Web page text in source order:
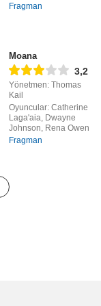
Fragman
Moana
3,2
Yönetmen: Thomas
Kail
Oyuncular: Catherine
Laga'aia, Dwayne
Johnson, Rena Owen
Fragman